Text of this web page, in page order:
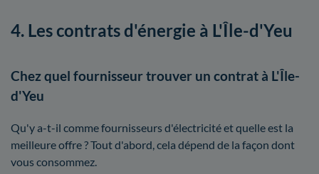
4. Les contrats d'énergie à L'Île-d'Yeu
Chez quel fournisseur trouver un contrat à L'Île-
d'Yeu
Qu'y a-t-il comme fournisseurs d'électricité et quelle est la
meilleure offre ? Tout d'abord, cela dépend de la façon dont
vous consommez.